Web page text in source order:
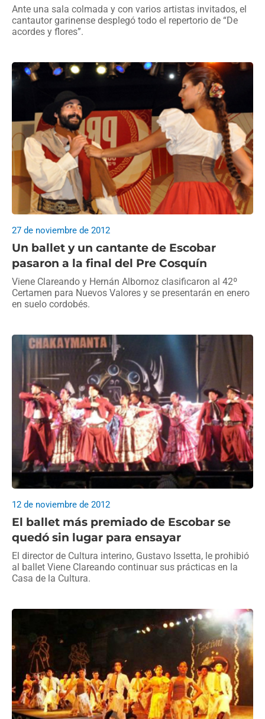
Ante una sala colmada y con varios artistas invitados, el
cantautor garinense desplegó todo el repertorio de “De
acordes y flores”.
Un ballet y un cantante de Escobar
pasaron a la final del Pre Cosquín
27 de noviembre de 2012
Viene Clareando y Hernán Albornoz clasificaron al 42º
Certamen para Nuevos Valores y se presentarán en enero
en suelo cordobés.
El ballet más premiado de Escobar se
quedó sin lugar para ensayar
12 de noviembre de 2012
El director de Cultura interino, Gustavo Issetta, le prohibió
al ballet Viene Clareando continuar sus prácticas en la
Casa de la Cultura.